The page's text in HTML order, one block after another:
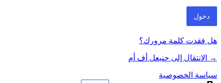
هل فقدت كلمة مرورك؟
→ الانتقال إلى حنبعل أف أم
سياسة الخصوصية